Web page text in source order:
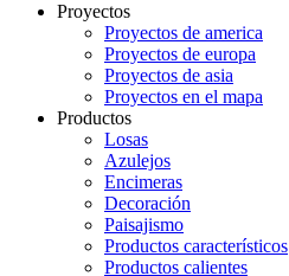
Proyectos
Proyectos de america
Proyectos de europa
Proyectos de asia
Proyectos en el mapa
Productos
Losas
Azulejos
Encimeras
Decoración
Paisajismo
Productos característicos
Productos calientes